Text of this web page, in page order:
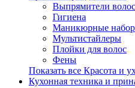
Выпрямители волос
Гигиена
Маникюрные
Мультистайлеры
Плойки для волос
Фены
Показать все Красота и
Кухонная техника и